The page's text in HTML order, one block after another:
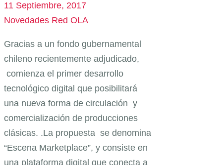
11 Septiembre, 2017
Novedades Red OLA
Gracias a un fondo gubernamental
chileno recientemente adjudicado,
comienza el primer desarrollo
tecnológico digital que posibilitará
una nueva forma de circulación y
comercialización de producciones
clásicas. .La propuesta se denomina
“Escena Marketplace”, y consiste en
una plataforma digital que conecta a